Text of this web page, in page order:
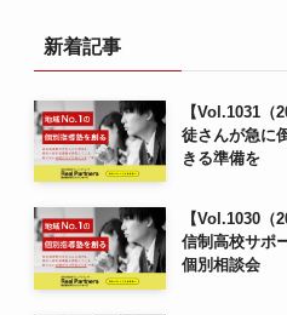
新着記事
【Vol.1031（
徒さんが急に
きる準備を
【Vol.1030（
信制高校サポ
個別相談会